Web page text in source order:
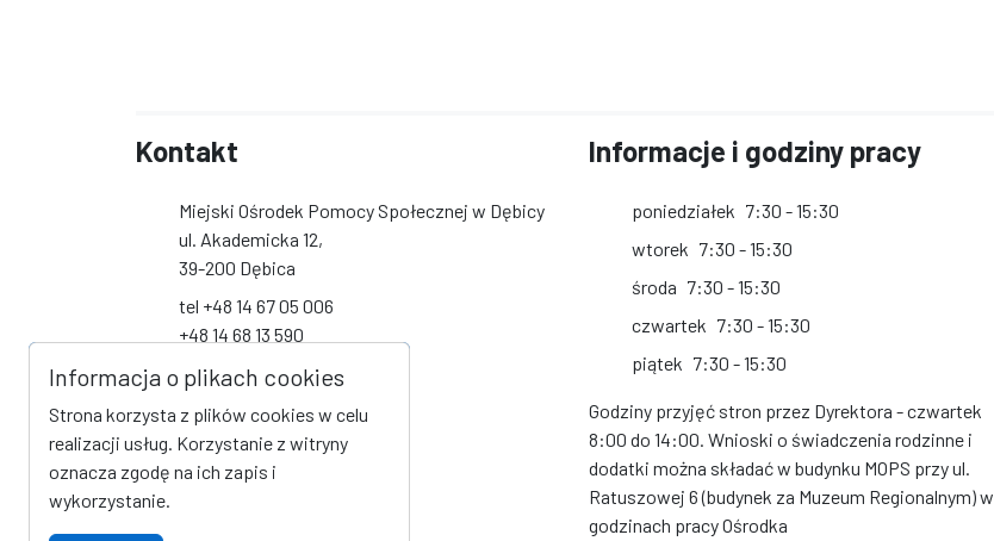
Kontakt
Miejski Ośrodek Pomocy Społecznej w Dębicy
ul. Akademicka 12,
39-200 Dębica
tel +48 14 67 05 006
+48 14 68 13 590
+48 14 68 19 093
biuro@mops-debica.pl
Social Media
Informacje i godziny pracy
poniedziałek 7:30 - 15:30
wtorek 7:30 - 15:30
środa 7:30 - 15:30
czwartek 7:30 - 15:30
piątek 7:30 - 15:30
Godziny przyjęć stron przez Dyrektora - czwartek
8:00 do 14:00. Wnioski o świadczenia rodzinne i
dodatki można składać w budynku MOPS przy ul.
Ratuszowej 6 (budynek za Muzeum Regionalnym) w
godzinach pracy Ośrodka
Informacja o plikach cookies
Strona korzysta z plików cookies w celu
realizacji usług. Korzystanie z witryny
oznacza zgodę na ich zapis i
wykorzystanie.